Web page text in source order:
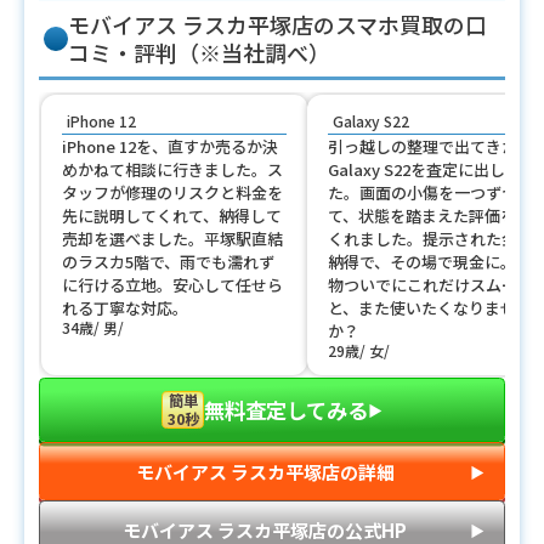
モバイアス ラスカ平塚店のスマホ買取の口
コミ・評判（※当社調べ）
iPhone 12
iPhone 12を、直すか売るか決
めかねて相談に行きました。ス
タッフが修理のリスクと料金を
先に説明してくれて、納得して
売却を選べました。平塚駅直結
のラスカ5階で、雨でも濡れず
に行ける立地。安心して任せら
れる丁寧な対応。
34歳 男
Galaxy S22
引っ越しの整理で出てきた
Galaxy S22を査定に出しまし
た。画面の小傷を一つずつ見
て、状態を踏まえた評価をし
くれました。提示された金額
納得で、その場で現金に。買
物ついでにこれだけスムーズ
と、また使いたくなりません
か？
29歳 女
簡単
30秒 無料査定してみる▶︎
モバイアス ラスカ平塚店の詳細 ▶︎
モバイアス ラスカ平塚店の公式HP ▶︎